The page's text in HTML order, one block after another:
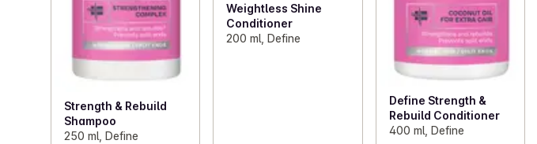
Strength & Rebuild
Shampoo
250 ml, Define
Weightless Shine
Conditioner
200 ml, Define
Define Strength &
Rebuild Conditioner
400 ml, Define